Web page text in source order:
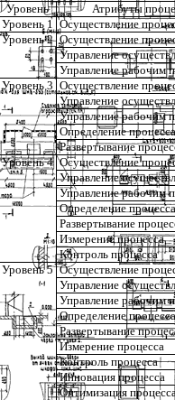
Уровень
Атрибуты
Уровень 1 Осуществление
Уровень 2 Осуществление
Управление
Управление рабочим
Уровень 3 Осуществление
Управление
Управление рабочим
Определение процесса
Развертывание
Уровень 4 Осуществление
Управление
Управление рабочим
Определение процесса
Развертывание
Измерение процесса
Контроль процесса
Уровень 5 Осуществление
Управление
Управление рабочим
Определение процесса
Развертывание
Измерение процесса
Контроль процесса
Инновация процесса
Оптимизация